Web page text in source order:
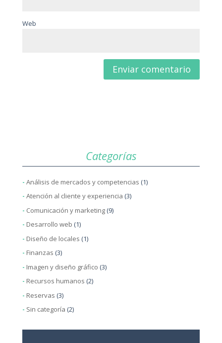
Web
Categorías
Análisis de mercados y competencias (1)
Atención al cliente y experiencia (3)
Comunicación y marketing(9)
Desarrollo web (1)
Diseño de locales (1)
Finanzas (3)
Imagen y diseño gráfico (3)
Recursos humanos (2)
Reservas (3)
Sin categoría (2)